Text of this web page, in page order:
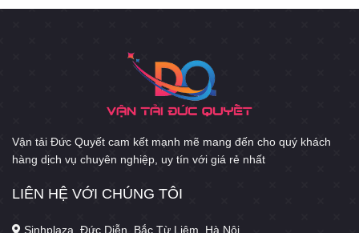
Vận tải Đức Quyết cam kết mạnh mẽ mang đến cho quý khách
hàng dịch vụ chuyên nghiệp, uy tín với giá rẻ nhất
LIÊN HỆ VỚI CHÚNG TÔI
Sinhplaza, Đức Diễn, Bắc Từ Liêm, Hà Nội